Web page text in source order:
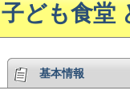
子ども食堂
基本情報